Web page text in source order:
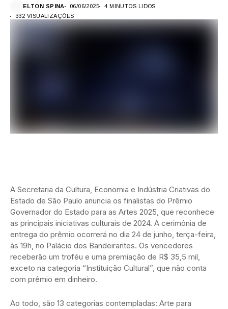
ELTON SPINA 06/06/2025
4 MINUTOS LIDOS
332 VISUALIZAÇÕES
A Secretaria da Cultura, Economia e Indústria Criativas do
Estado de São Paulo anuncia os finalistas do Prêmio
Governador do Estado para as Artes 2025, que reconhece
as principais iniciativas culturais de 2024. A cerimônia de
entrega do prêmio ocorrerá no dia 24 de junho, terça-feira,
às 19h, no Palácio dos Bandeirantes. Os vencedores
receberão um troféu e uma premiação de R$ 35,5 mil,
exceto na categoria “Instituição Cultural”, que não conta
com prêmio em dinheiro.
Ao todo, são 13 categorias contempladas: Arte para